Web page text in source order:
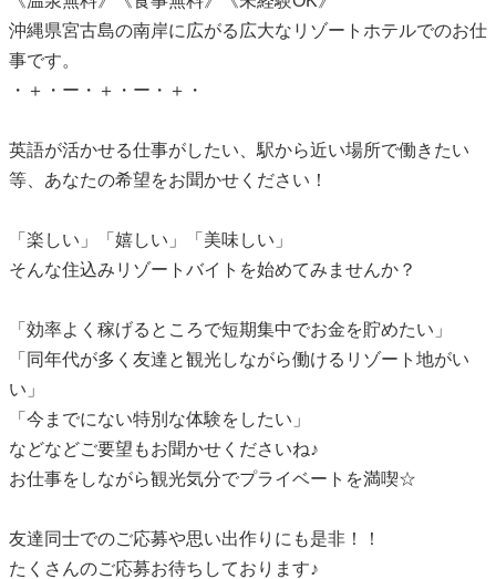
沖縄県宮古島の南岸に広がる広大なリゾートホテルでのお仕
事です。
・＋・ー・＋・ー・＋・
英語が活かせる仕事がしたい、駅から近い場所で働きたい
等、あなたの希望をお聞かせください！
「楽しい」「嬉しい」「美味しい」
そんな住込みリゾートバイトを始めてみませんか？
「効率よく稼げるところで短期集中でお金を貯めたい」
「同年代が多く友達と観光しながら働けるリゾート地がい
い」
「今までにない特別な体験をしたい」
などなどご要望もお聞かせくださいね♪
お仕事をしながら観光気分でプライベートを満喫☆
友達同士でのご応募や思い出作りにも是非！！
たくさんのご応募お待ちしております♪